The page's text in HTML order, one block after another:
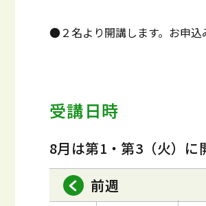
●２名より開講します。お申込
受講日時
8月は第1・第3（火）に
前週